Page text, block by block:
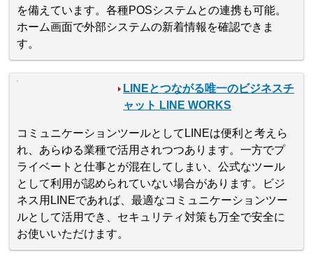
を備えています。各種POSシステムとの連携も可能。
ホーム画面で外部システムの新着情報を確認できま
す。
LINEとつながる唯一のビジネスチ
ャット LINE WORKS
コミュニケーションツールとしてLINEは便利と考えら
れ、あらゆる業種で活用されつつあります。一方でプ
ライベートと仕事とが混在してしまい、公式なツール
として利用が認められていない場合があります。ビジ
ネス用LINEであれば、最適なコミュニケーションツー
ルとして活用でき、セキュリティ対策も万全で安全に
お使いいただけます。